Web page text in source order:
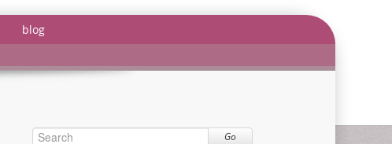
blog
Go